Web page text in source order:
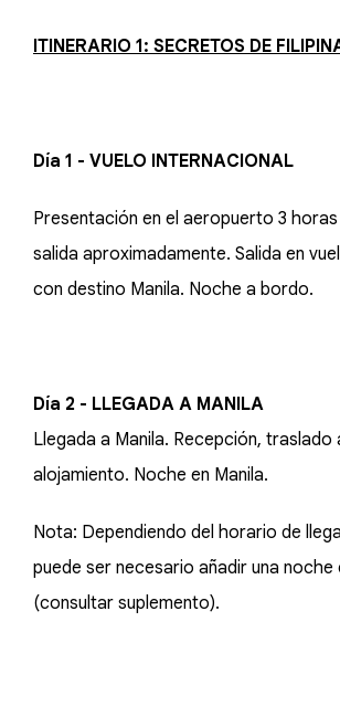
ITINERARIO 1: SECRETOS DE
Día 1 - VUELO INTERNACIONAL
Presentación en el aeropuerto 3
salida aproximadamente. Salida en
con destino Manila. Noche a bordo.
Día 2 - LLEGADA A MANILA
Llegada a Manila. Recepción, traslado
alojamiento. Noche en Manila.
Nota: Dependiendo del horario de
puede ser necesario añadir una noche
(consultar suplemento).